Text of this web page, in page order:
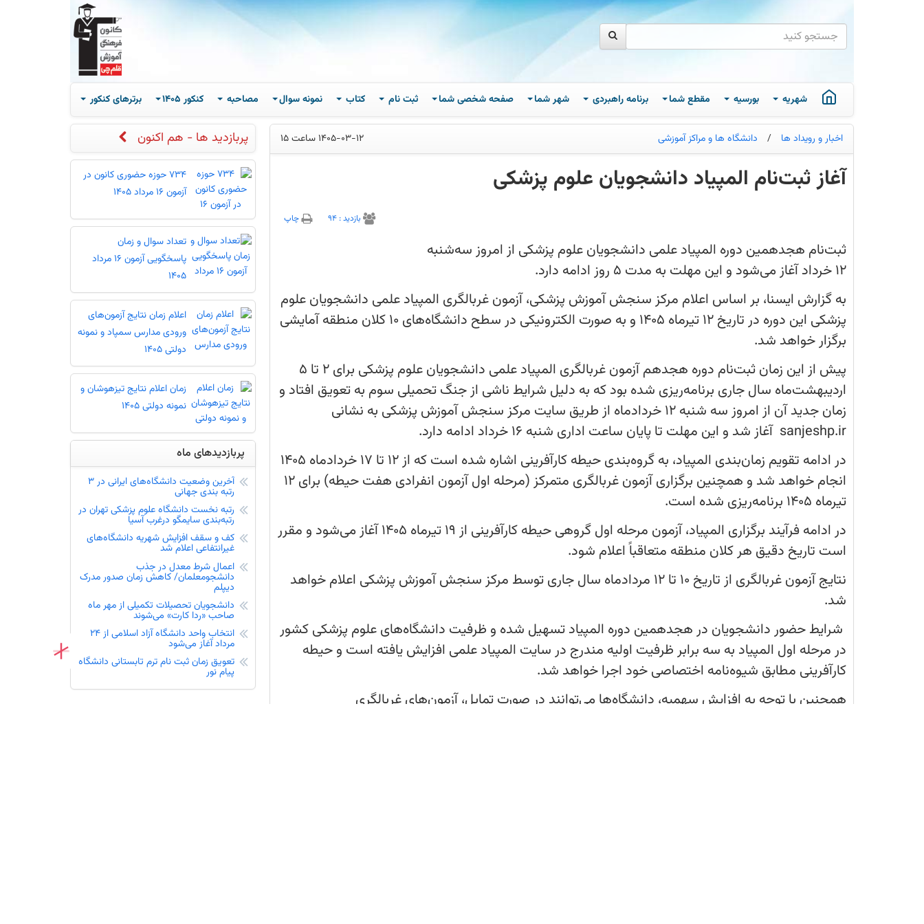
شهریه بورسیه مقطع شما برنامه راهبردی شهر شما صفحه شخصی شما ثبت نام کتاب نمونه سوال مصاحبه کنکور 1405 برترهای کنکور
اخبار و رویداد ها / دانشگاه ها و مراکز آموزشی 1405-03-12 ساعت 15
آغاز ثبت‌نام المپیاد دانشجویان علوم پزشکی
علمی
دانشجویان
علوم
پزشکی
امروز
سه‌شنبه
خرداد
آغاز
می‌شود
این
مهلت
به
مدت
5
روز
ادامه
دارد.
بازديد : 94 چاپ
ثبت‌نام هجدهمین دوره المپیاد علمی دانشجویان علوم پزشکی از امروز سه‌شنبه
۱۲ خرداد آغاز می‌شود و این مهلت به مدت ۵ روز ادامه دارد.
به گزارش ایسنا، بر اساس اعلام مرکز سنجش آموزش پزشکی، آزمون غربالگری المپیاد علمی دانشجویان علوم
پزشکی این دوره در تاریخ ۱۲ تیرماه ۱۴۰۵ و به صورت الکترونیکی در سطح دانشگاه‌های ۱۰ کلان منطقه آمایشی
برگزار خواهد شد.
پیش از این زمان ثبت‌نام دوره هجدهم آزمون غربالگری المپیاد علمی دانشجویان علوم پزشکی برای ۲ تا ۵
اردیبهشت‌ماه سال جاری برنامه‌ریزی شده بود که به دلیل شرایط ناشی از جنگ تحمیلی سوم به تعویق افتاد و
زمان جدید آن از امروز سه شنبه ۱۲ خردادماه از طریق سایت مرکز سنجش آموزش پزشکی به نشانی
sanjeshp.ir آغاز شد و این مهلت تا پایان ساعت اداری شنبه ۱۶ خرداد ادامه دارد.
در ادامه تقویم زمان‌بندی المپیاد، به گروه‌بندی حیطه کارآفرینی اشاره شده است که از ۱۲ تا ۱۷ خردادماه ۱۴۰۵
انجام خواهد شد و همچنین برگزاری آزمون غربالگری متمرکز (مرحله اول آزمون انفرادی هفت حیطه) برای ۱۲
تیرماه ۱۴۰۵ برنامه‌ریزی شده است.
در ادامه فرآیند برگزاری المپیاد، آزمون مرحله اول گروهی حیطه کارآفرینی از ۱۹ تیرماه ۱۴۰۵ آغاز می‌شود و مقرر
است تاریخ دقیق هر کلان منطقه متعاقباً اعلام شود.
نتایج آزمون غربالگری از تاریخ ۱۰ تا ۱۲ مردادماه سال جاری توسط مرکز سنجش آموزش پزشکی اعلام خواهد
شد.
شرایط حضور دانشجویان در هجدهمین دوره المپیاد تسهیل شده و ظرفیت دانشگاه‌های علوم پزشکی کشور
در مرحله اول المپیاد به سه برابر ظرفیت اولیه مندرج در سایت المپیاد علمی افزایش یافته است و حیطه
کارآفرینی مطابق شیوه‌نامه اختصاصی خود اجرا خواهد شد.
همچنین با توجه به افزایش سهمیه، دانشگاه‌ها می‌توانند در صورت تمایل، آزمون‌های غربالگری
پربازدید ها - هم اکنون
734 حوزه حضوری کانون در
آزمون 16 مرداد 1405
تعداد سوال و زمان
پاسخگویی آزمون 16 مرداد
1405
اعلام زمان نتایج آزمون‌های
ورودی مدارس سمپاد و نمونه
دولتی 1405
زمان اعلام نتایج تیزهوشان و
نمونه دولتی 1405
پربازدیدهای ماه
آخرین وضعیت دانشگاه‌های ایرانی در 3
رتبه بندی جهانی
رتبه نخست دانشگاه علوم پزشکی تهران در
رتبه‌بندی سایمگو درغرب آسیا
کف و سقف افزایش شهریه دانشگاه‌های
غیرانتفاعی اعلام شد
اعمال شرط معدل در جذب
دانشجومعلمان/ کاهش زمان صدور مدرک
دیپلم
دانشجویان تحصیلات تکمیلی از مهر ماه
صاحب «ردا کارت» می‌شوند
انتخاب واحد دانشگاه آزاد اسلامی از 24
مرداد آغاز می‌شود
تعویق زمان ثبت نام ترم تابستانی دانشگاه
پیام نور